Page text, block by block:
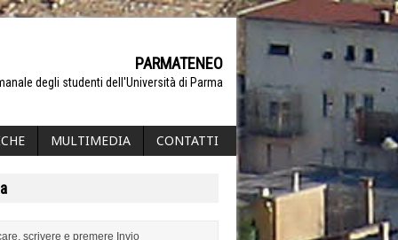
PARMATENEO
degli studenti dell'Università di Parma
MULTIMEDIA CONTATTI